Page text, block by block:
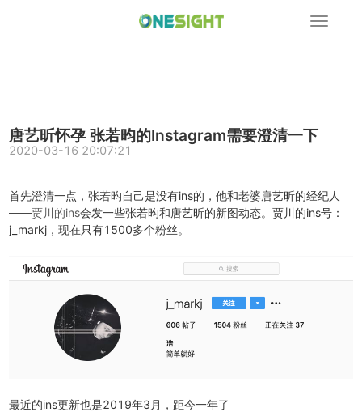
展
唐艺昕怀孕 张若昀的Instagram需要澄清一下
2020-03-16 20:07:21
首先澄清一点，张若昀自己是没有ins的，他和老婆唐艺昕的经纪人
——贾川的ins会发一些张若昀和唐艺昕的新图动态。贾川的ins号：
j_markj，现在只有1500多个粉丝。
最近的ins更新也是2019年3月，距今一年了